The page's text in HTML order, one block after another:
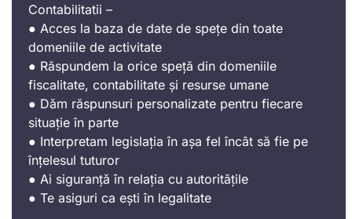
Contabilitatii –
● Acces la baza de date de spețe din toate
domeniile de activitate
● Răspundem la orice speță din domeniile
fiscalitate, contabilitate și resurse umane
● Dăm răspunsuri personalizate pentru fiecare
situație în parte
● Interpretam legislația în așa fel încât să fie pe
înțelesul tuturor
● Ai siguranță în relația cu autoritățile
● Te asiguri ca ești în legalitate